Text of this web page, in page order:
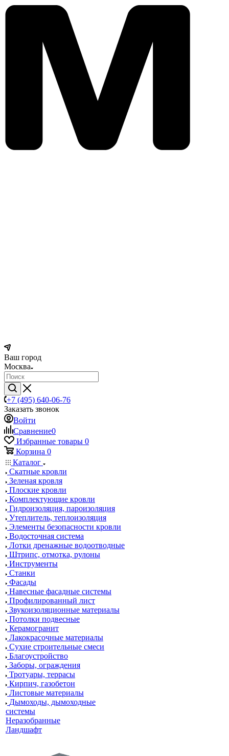
Ваш город
Москва
+7 (495) 640-06-76
Заказать звонок
Войти
Сравнение0
Избранные товары 0
Корзина 0
Каталог
Скатные кровли
Зеленая кровля
Плоские кровли
Комплектующие кровли
Гидроизоляция, пароизоляция
Утеплитель, теплоизоляция
Элементы безопасности кровли
Водосточная система
Лотки дренажные водоотводные
Штрипс, отмотка, рулоны
Инструменты
Станки
Фасады
Навесные фасадные системы
Профилированный лист
Звукоизоляционные материалы
Потолки подвесные
Керамогранит
Лакокрасочные материалы
Сухие строительные смеси
Благоустройство
Заборы, ограждения
Тротуары, террасы
Кирпич, газобетон
Листовые материалы
Дымоходы, дымоходные
системы
Неразобранные
Ландшафт